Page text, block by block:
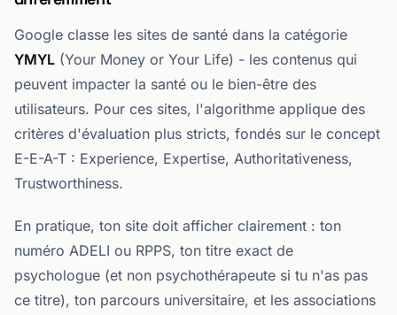
Google classe les sites de santé dans la catégorie
YMYL (Your Money or Your Life) - les contenus qui
peuvent impacter la santé ou le bien-être des
utilisateurs. Pour ces sites, l'algorithme applique des
critères d'évaluation plus stricts, fondés sur le concept
E-E-A-T : Experience, Expertise, Authoritativeness,
Trustworthiness.
En pratique, ton site doit afficher clairement : ton
numéro ADELI ou RPPS, ton titre exact de
psychologue (et non psychothérapeute si tu n'as pas
ce titre), ton parcours universitaire, et les associations